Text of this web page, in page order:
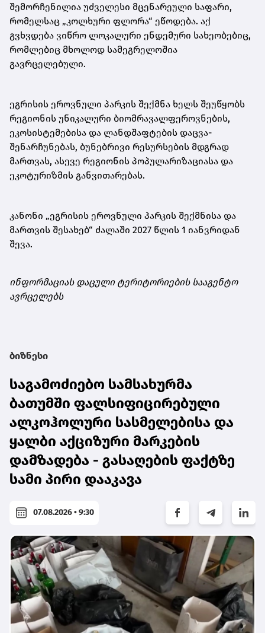
შემორჩენილია უძველესი მცენარეული საფარი,
რომელსაც „კოლხური ფლორა“ ეწოდება. აქ
გვხვდება ვიწრო ლოკალური ენდემური სახეობებიც,
რომლებიც მხოლოდ სამეგრელოშია
გავრცელებული.
ეგრისის ეროვნული პარკის შექმნა ხელს შეუწყობს
რეგიონის უნიკალური ბიომრავალფეროვნების,
ეკოსისტემებისა და ლანდშაფტების დაცვა-
შენარჩუნებას, ბუნებრივი რესურსების მდგრად
მართვას, ასევე რეგიონის პოპულარიზაციასა და
ეკოტურიზმის განვითარებას.
კანონი „ეგრისის ეროვნული პარკის შექმნისა და
მართვის შესახებ“ ძალაში 2027 წლის 1 იანვრიდან
შევა.
ინფორმაციას დაცული ტერიტორიების სააგენტო
ავრცელებს
ბიზნესი
საგამოძიებო სამსახურმა
ბათუმში ფალსიფიცირებული
ალკოჰოლური სასმელებისა და
ყალბი აქციზური მარკების
დამზადება - გასაღების ფაქტზე
სამი პირი დააკავა
07.08.2026 • 9:30